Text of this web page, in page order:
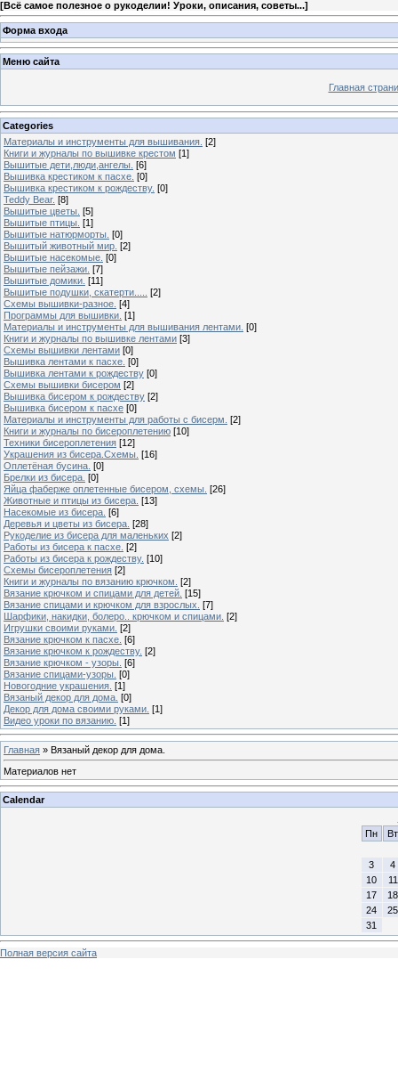
[Всё самое полезное о рукоделии! Уроки, описания, советы...]
Форма входа
Меню сайта
Главная
Categories
Материалы и инструменты для вышивания. [2]
Книги и журналы по вышивке крестом [1]
Вышитые дети,люди,ангелы. [6]
Вышивка крестиком к пасхе. [0]
Вышивка крестиком к рождеству. [0]
Teddy Bear. [8]
Вышитые цветы. [5]
Вышитые птицы. [1]
Вышитые натюрморты. [0]
Вышитый животный мир. [2]
Вышитые насекомые. [0]
Вышитые пейзажи. [7]
Вышитые домики. [11]
Вышитые подушки, скатерти.....
[2]
Схемы вышивки-разное. [4]
Программы для вышивки. [1]
Материалы и инструменты для вышивания лентами. [0]
Книги и журналы по вышивке лентами [3]
Схемы вышивки лентами [0]
Вышивка лентами к пасхе. [0]
Вышивка лентами к рождеству [0]
Схемы вышивки бисером [2]
Вышивка бисером к рождеству [2]
Вышивка бисером к пасхе [0]
Материалы и инструменты для работы с бисерм. [2]
Книги и журналы по бисероплетению [10]
Техники бисероплетения [12]
Украшения из бисера.Схемы. [16]
Оплетёная бусина. [0]
Брелки из бисера. [0]
Яйца фаберже оплетенные бисером, схемы. [26]
Животные и птицы из бисера. [13]
Насекомые из бисера. [6]
Деревья и цветы из бисера. [28]
Рукоделие из бисера для маленьких [2]
Работы из бисера к пасхе. [2]
Работы из бисера к рождеству. [10]
Схемы бисероплетения [2]
Книги и журналы по вязанию крючком. [2]
Вязание крючком и спицами для детей. [15]
Вязание спицами и крючком для взрослых. [7]
Шарфики, накидки, болеро.. крючком и спицами. [2]
Игрушки своими руками. [2]
Вязание крючком к пасхе. [6]
Вязание крючком к рождеству. [2]
Вязание крючком - узоры. [6]
Вязание спицами-узоры. [0]
Новогодние украшения. [1]
Вязаный декор для дома. [0]
Декор для дома своими руками. [1]
Видео уроки по вязанию. [1]
Главная » Вязаный декор для дома.
Материалов нет
Calendar
Пн
Вт
3
4
10
11
17
18
24
25
31
Полная версия сайта